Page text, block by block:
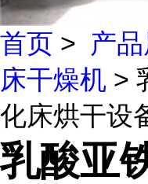
首页 > 产
床干燥机 >
化床烘干设
乳酸亚